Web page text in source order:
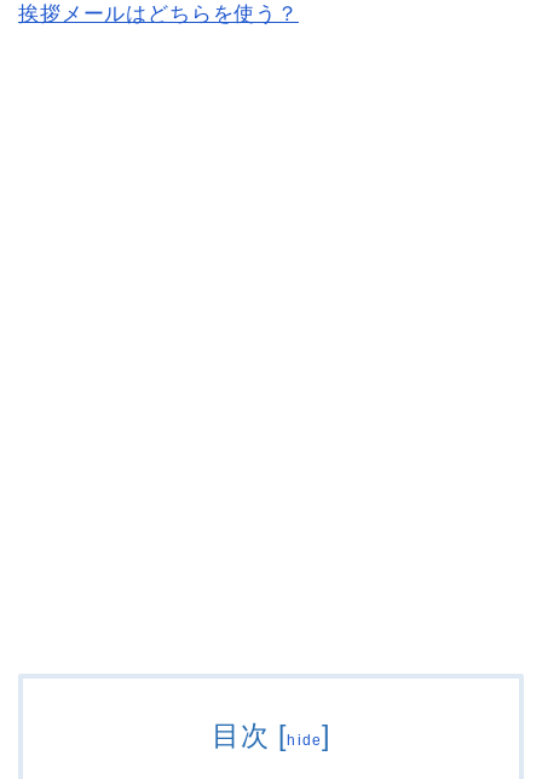
挨拶メールはどちらを使う？
目次 [hide]